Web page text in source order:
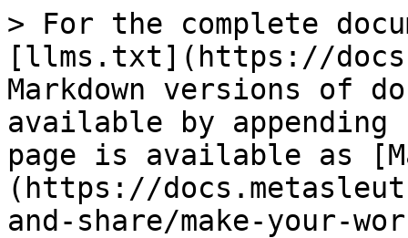
> For the complete
[llms.txt](https://
Markdown versions of
available by
page is available as
(https://
and-share/make-your-